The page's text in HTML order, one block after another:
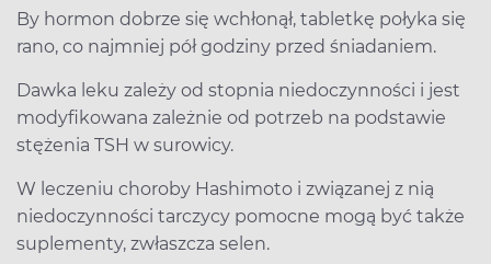
By hormon dobrze się wchłonął, tabletkę połyka się
rano, co najmniej pół godziny przed śniadaniem.
Dawka leku zależy od stopnia niedoczynności i jest
modyfikowana zależnie od potrzeb na podstawie
stężenia TSH w surowicy.
W leczeniu choroby Hashimoto i związanej z nią
niedoczynności tarczycy pomocne mogą być także
suplementy, zwłaszcza selen.